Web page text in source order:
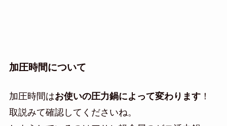
加圧時間について
加圧時間はお使いの圧力鍋によって変わります！
取説みて確認してくださいね。